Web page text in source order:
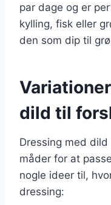
par dage og er
kylling, fisk eller
den som dip til
dild til
Dressing med
måder for at
nogle ideer til,
dressing: